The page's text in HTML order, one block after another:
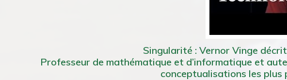
Singularité : Vernor Vinge
Professeur de mathématique et d’informatique et
conceptualisations les plus